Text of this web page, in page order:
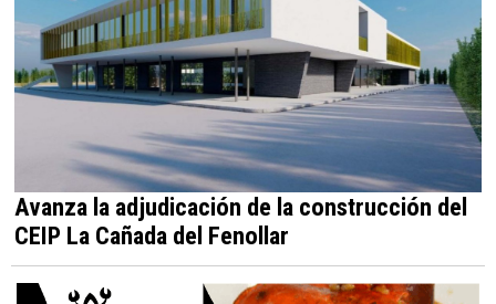
Avanza la adjudicación de la construcción del
CEIP La Cañada del Fenollar